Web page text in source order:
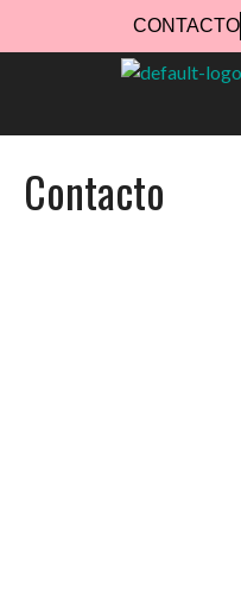
CONTACTO
Contacto